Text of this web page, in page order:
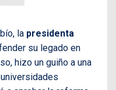
la presidenta
su legado en
hizo un guiño a una